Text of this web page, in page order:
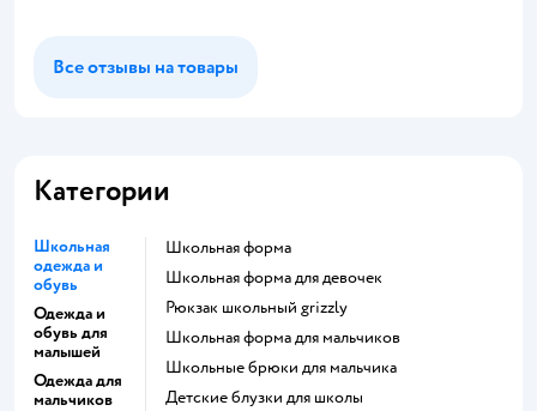
Все отзывы на товары
Категории
Школьная
одежда и
обувь
Одежда и
обувь для
малышей
Одежда для
мальчиков
Школьная форма
Школьная форма для девочек
Рюкзак школьный grizzly
Школьная форма для мальчиков
Школьные брюки для мальчика
Детские блузки для школы